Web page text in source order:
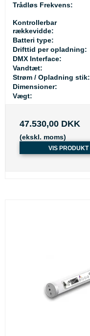
Trådløs Frekvens:
Kontrollerbar
rækkevidde:
Batteri type:
Drifttid per opladning:
DMX Interface:
Vandtæt:
Strøm / Opladning stik:
Dimensioner:
Vægt:
47.530,00 DKK
(ekskl. moms)
VIS PRODUKT